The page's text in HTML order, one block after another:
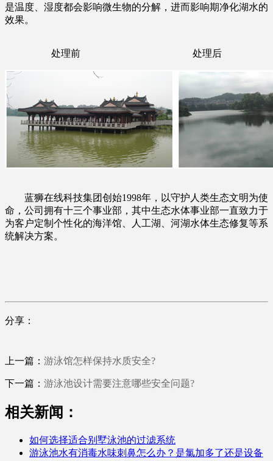
是温度、湿度都会影响微生物的分解，进而影响期净化湖水的
效果。
处理前 处理后
蓝狮在线科技集团创始1998年，以守护人类生态文明为使
命，公司拥有十三个事业部，其中生态水体事业部一直致力于
为客户定制个性化的海洋馆、人工湖、河湖水体生态修复等系
统解决方案。
分享：
上一篇： 游泳馆怎样保持水质安全?
下一篇： 游泳池设计需要注意哪些安全问题?
相关新闻：
如何选择适合别墅泳池的过滤系统
游泳池水有消毒水味刺鼻怎么办？是氯加多了还是设备